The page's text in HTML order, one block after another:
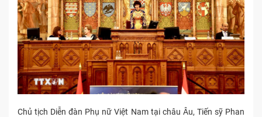
Chủ tịch Diễn đàn Phụ nữ Việt Nam tại châu Âu, Tiến sỹ Phan